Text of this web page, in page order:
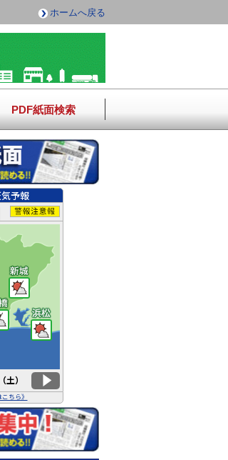
ホームへ戻る
PDF紙面検索